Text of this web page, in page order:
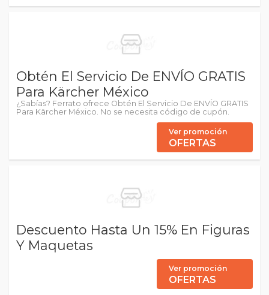
Obtén El Servicio De ENVÍO GRATIS
Para Kärcher México
¿Sabías? Ferrato ofrece Obtén El Servicio De ENVÍO GRATIS
Para Kärcher México. No se necesita código de cupón.
Ver promoción
OFERTAS
Descuento Hasta Un 15% En Figuras
Y Maquetas
Ver promoción
OFERTAS